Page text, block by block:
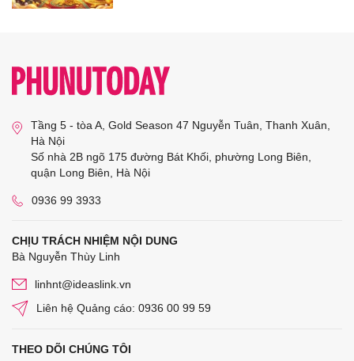
Tầng 5 - tòa A, Gold Season 47 Nguyễn Tuân, Thanh Xuân,
Hà Nội
Số nhà 2B ngõ 175 đường Bát Khối, phường Long Biên,
quận Long Biên, Hà Nội
0936 99 3933
CHỊU TRÁCH NHIỆM NỘI DUNG
Bà Nguyễn Thùy Linh
linhnt@ideaslink.vn
Liên hệ Quảng cáo: 0936 00 99 59
THEO DÕI CHÚNG TÔI